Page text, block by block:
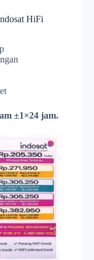
HiFi
±1×24 jam.